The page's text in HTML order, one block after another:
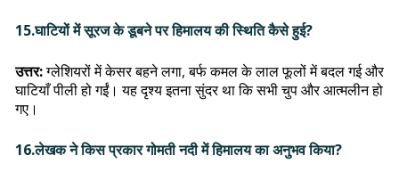
15.घाटियों में सूरज के डूबने पर हिमालय की स्थिति कैसे हुई?
उत्तर:ग्लेशियरों में केसर बहने लगा, बर्फ कमल के लाल फूलों में बदल गई और
घाटियाँ पीली हो गईं। यह दृश्य इतना सुंदर था कि सभी चुप और आत्मलीन हो
गए।
16.लेखक ने किस प्रकार गोमती नदी में हिमालय का अनुभव किया?